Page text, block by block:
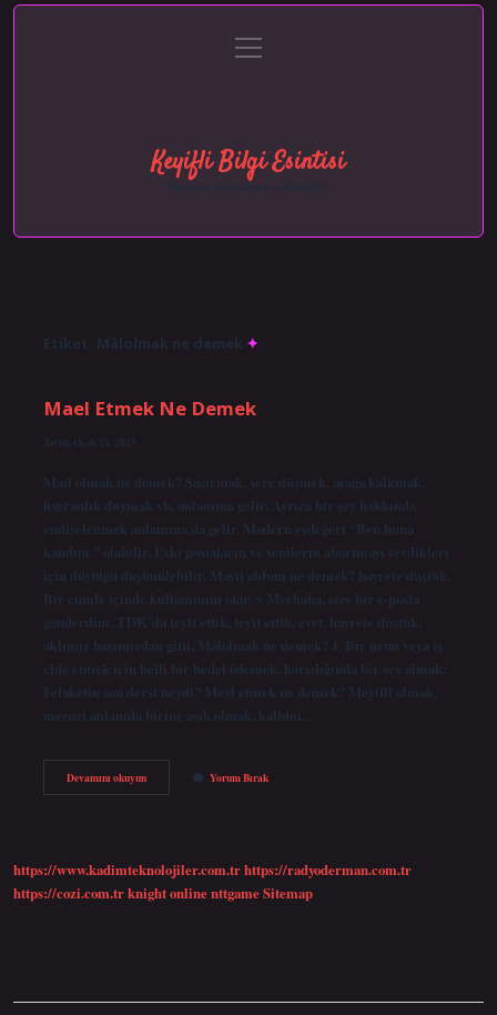
Gizlilik Politikası
menüyü
aç
Keyifli Bilgi Esintisi
Hayatına neşe katan kısa hikayeler!
Etiket: Mâlolmak ne demek
Mael Etmek Ne Demek
Tarih: Ocak 21, 2025
Maıl olmak ne demek? Şaşırmak, yere düşmek, ayağa kalkmak,
hayranlık duymak vb. anlamına gelir. Ayrıca bir şey hakkında
endişelenmek anlamına da gelir. Modern eşdeğeri “Ben buna
kandım.” olabilir. Eski postaların ve yenilerin abartmayı sevdikleri
için düştüğü düşünülebilir. Mayii oldum ne demek? hayrete düştük.
Bir cümle içinde kullanımını oku: > Merhaba, size bir e-posta
gönderdim. TDK’da teyit ettik, teyit ettik, evet, hayrete düştük,
aklımız başımızdan gitti. Mâlolmak ne demek? 1. Bir ürün veya iş
elde etmek için belli bir bedel ödemek, karşılığında bir şey almak:
Felaketin son dersi neydi? Meyl etmek ne demek? Meyilli olmak,
mecazi anlamda birine aşık olmak, kalbini…
Devamını okuyunMael
Etmek
Yorum Bırak
https://www.kadimteknolojiler.com.trhttps://radyoderman.com.tr
https://cozi.com.trknight onlinenttgameSitemap